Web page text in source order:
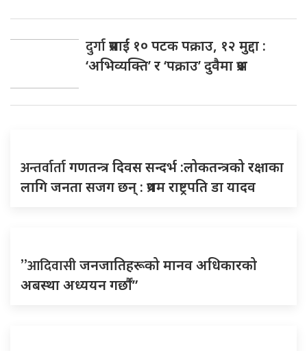
दुर्गाप्रसाईं १० पटक पक्राउ, १२ मुद्दा :
‘अभिव्यक्ति’ र ‘पक्राउ’ दुवैमा प्रश्न
अन्तर्वार्तागणतन्त्र दिवस सन्दर्भ :लोकतन्त्रको रक्षाका
लागि जनता सजग छन् : प्रथम राष्ट्रपति डा यादव
”आदिवासीजनजातिहरूको मानव अधिकारको
अबस्था अध्ययन गर्छौं”